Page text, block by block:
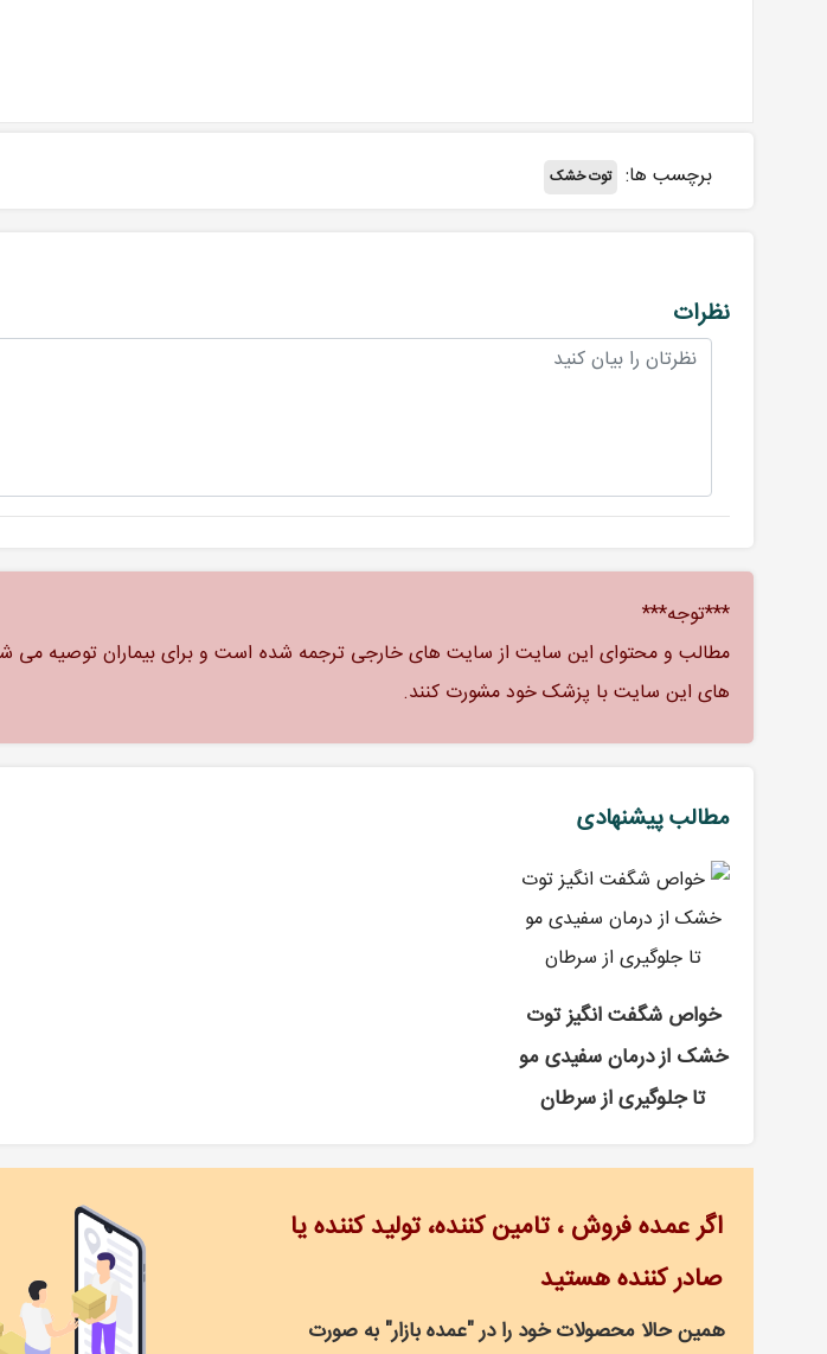
برچسب ها: توت خشک
نظرات
***توجه***
مطالب و محتوای این سایت از سایت های خارجی ترجمه شده است و برای بیماران توصیه می
های این سایت با پزشک خود مشورت کنند.
مطالب پیشنهادی
خواص شگفت انگیز توت
خشک از درمان سفیدی مو
تا جلوگیری از سرطان
اگر عمده فروش ، تامین کننده، تولید کننده یا
صادر کننده هستید
همین حالا محصولات خود را در "عمده بازار" به صورت